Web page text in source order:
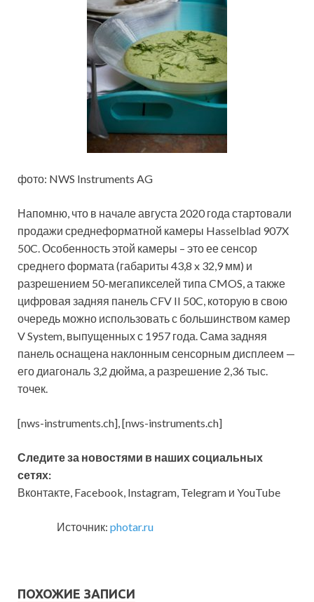
фото: NWS Instruments AG
Напомню, что в начале августа 2020 года стартовали
продажи среднеформатной камеры Hasselblad 907X
50C. Особенность этой камеры – это ее сенсор
среднего формата (габариты 43,8 x 32,9 мм) и
разрешением 50-мегапикселей типа CMOS, а также
цифровая задняя панель CFV II 50C, которую в свою
очередь можно использовать с большинством камер
V System, выпущенных с 1957 года. Сама задняя
панель оснащена наклонным сенсорным дисплеем —
его диагональ 3,2 дюйма, а разрешение 2,36 тыс.
точек.
[nws-instruments.ch], [nws-instruments.ch]
Следите за новостями в наших социальных
сетях:
Вконтакте, Facebook, Instagram, Telegram и YouTube
Источник: photar.ru
ПОХОЖИЕ ЗАПИСИ